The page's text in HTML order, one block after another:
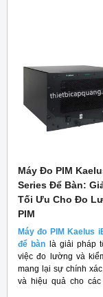
Máy Đo PIM
Series Để Bàn:
Tối Ưu Cho Đo
PIM
Máy đo PIM Kaelus
để bàn là giải pháp
việc đo lường và
mang lại sự chính
và hiệu quả cho các